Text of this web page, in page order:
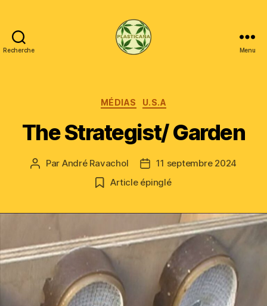
Recherche Menu
Catégories
MÉDIAS U.S.A
The Strategist/ Garden
Auteur
Par André Ravachol
Date
de
l’article
11 septembre 2024
Article épinglé